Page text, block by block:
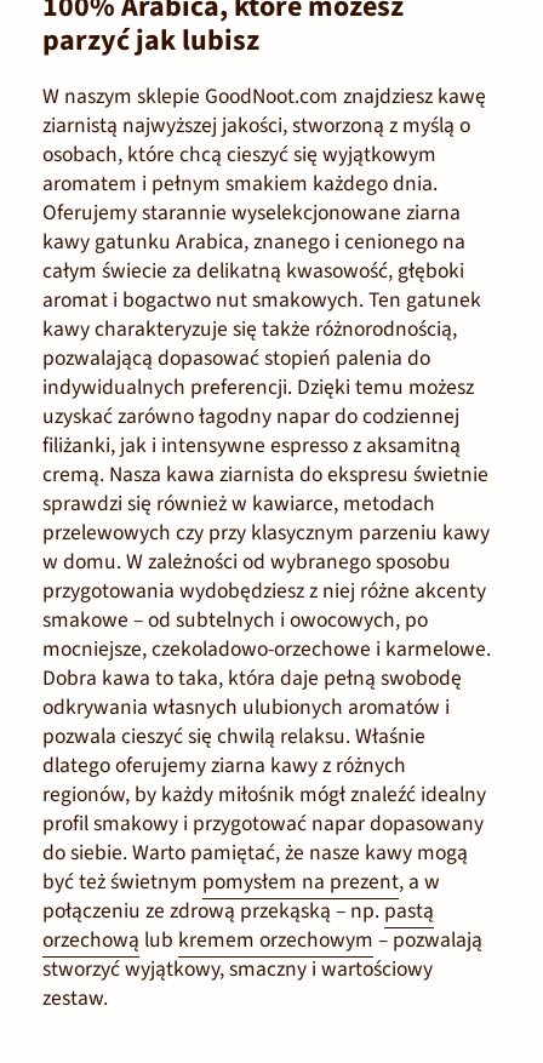
parzyć jak lubisz
W naszym sklepie GoodNoot.com znajdziesz kawę
ziarnistą najwyższej jakości, stworzoną z myślą o
osobach, które chcą cieszyć się wyjątkowym
aromatem i pełnym smakiem każdego dnia.
Oferujemy starannie wyselekcjonowane ziarna
kawy gatunku Arabica, znanego i cenionego na
całym świecie za delikatną kwasowość, głęboki
aromat i bogactwo nut smakowych. Ten gatunek
kawy charakteryzuje się także różnorodnością,
pozwalającą dopasować stopień palenia do
indywidualnych preferencji. Dzięki temu możesz
uzyskać zarówno łagodny napar do codziennej
filiżanki, jak i intensywne espresso z aksamitną
cremą. Nasza kawa ziarnista do ekspresu świetnie
sprawdzi się również w kawiarce, metodach
przelewowych czy przy klasycznym parzeniu kawy
w domu. W zależności od wybranego sposobu
przygotowania wydobędziesz z niej różne akcenty
smakowe – od subtelnych i owocowych, po
mocniejsze, czekoladowo-orzechowe i karmelowe.
Dobra kawa to taka, która daje pełną swobodę
odkrywania własnych ulubionych aromatów i
pozwala cieszyć się chwilą relaksu. Właśnie
dlatego oferujemy ziarna kawy z różnych
regionów, by każdy miłośnik mógł znaleźć idealny
profil smakowy i przygotować napar dopasowany
do siebie. Warto pamiętać, że nasze kawy mogą
być też świetnym pomysłem na prezent, a w
połączeniu ze zdrową przekąską – np. pastą
orzechową lub kremem orzechowym – pozwalają
stworzyć wyjątkowy, smaczny i wartościowy
zestaw.